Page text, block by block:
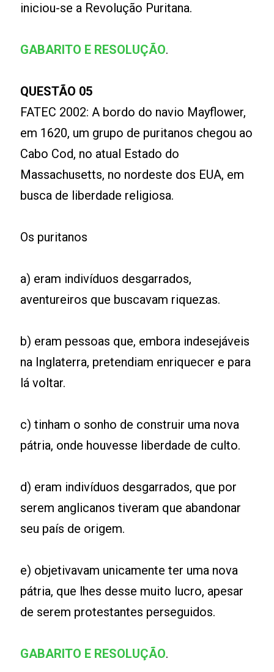
iniciou-se a Revolução Puritana.
GABARITO E RESOLUÇÃO.
QUESTÃO 05
FATEC 2002: A bordo do navio Mayflower,
em 1620, um grupo de puritanos chegou ao
Cabo Cod, no atual Estado do
Massachusetts, no nordeste dos EUA, em
busca de liberdade religiosa.
Os puritanos
a) eram indivíduos desgarrados,
aventureiros que buscavam riquezas.
b) eram pessoas que, embora indesejáveis
na Inglaterra, pretendiam enriquecer e para
lá voltar.
c) tinham o sonho de construir uma nova
pátria, onde houvesse liberdade de culto.
d) eram indivíduos desgarrados, que por
serem anglicanos tiveram que abandonar
seu país de origem.
e) objetivavam unicamente ter uma nova
pátria, que lhes desse muito lucro, apesar
de serem protestantes perseguidos.
GABARITO E RESOLUÇÃO.